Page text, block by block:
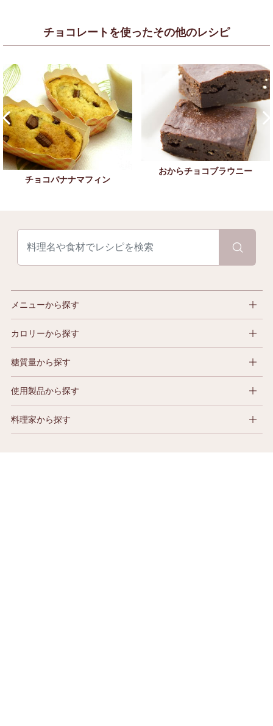
チョコレートを使ったその他のレシピ
チョコバナナマフィン
おからチョコブラウニー
メニューから探す
カロリーから探す
糖質量から探す
使用製品から探す
料理家から探す